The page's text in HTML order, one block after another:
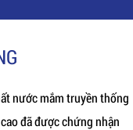
nước mắm truyền thống
đã được chứng nhận